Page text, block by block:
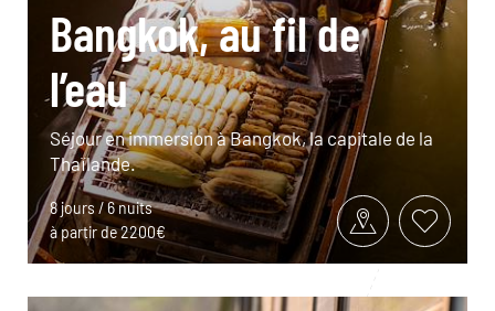
Bangkok, au fil de
l’eau
Séjour en immersion à Bangkok, la capitale de la
Thaïlande.
8 jours / 6 nuits
à partir de 2200€